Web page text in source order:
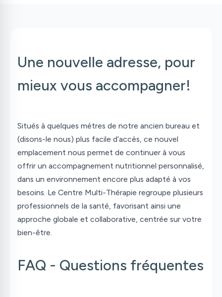
Une nouvelle adresse, pour
mieux vous accompagner!
Situés à quelques mètres de notre ancien bureau et
(disons-le nous) plus facile d’accès, ce nouvel
emplacement nous permet de continuer à vous
offrir un accompagnement nutritionnel personnalisé,
dans un environnement encore plus adapté à vos
besoins. Le Centre Multi-Thérapie regroupe plusieurs
professionnels de la santé, favorisant ainsi une
approche globale et collaborative, centrée sur votre
bien-être.
FAQ - Questions fréquentes